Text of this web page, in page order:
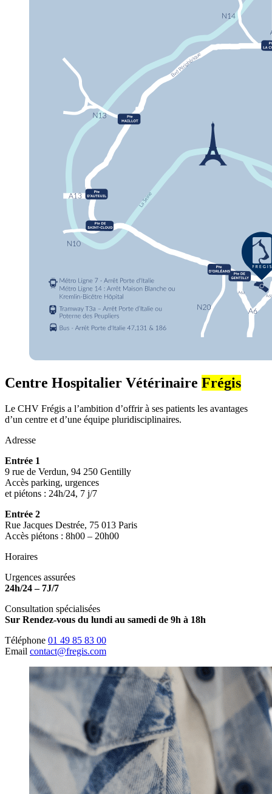
Centre Hospitalier Vétérinaire Frégis
Le CHV Frégis a l’ambition d’offrir à ses patients les avantages
d’un centre et d’une équipe pluridisciplinaires.
Adresse
Entrée 1
9 rue de Verdun, 94 250 Gentilly
Accès parking, urgences
et piétons : 24h/24, 7 j/7
Entrée 2
Rue Jacques Destrée, 75 013 Paris
Accès piétons : 8h00 – 20h00
Horaires
Urgences assurées
24h/24 – 7J/7
Consultation spécialisées
Sur Rendez-vous du lundi au samedi de 9h à 18h
Téléphone 01 49 85 83 00
Email contact@fregis.com